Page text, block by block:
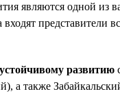
являются одной из
представители
развитию
а также